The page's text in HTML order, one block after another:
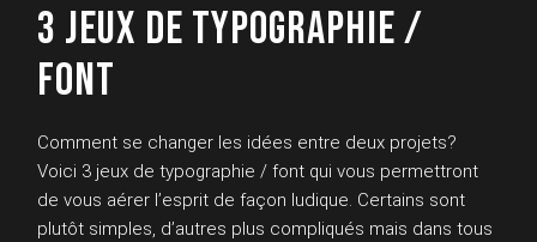
3 JEUX DE TYPOGRAPHIE /
FONT
Comment se changer les idées entre deux projets?
Voici 3 jeux de typographie / font qui vous permettront
de vous aérer l’esprit de façon ludique. Certains sont
plutôt simples, d’autres plus compliqués mais dans tous